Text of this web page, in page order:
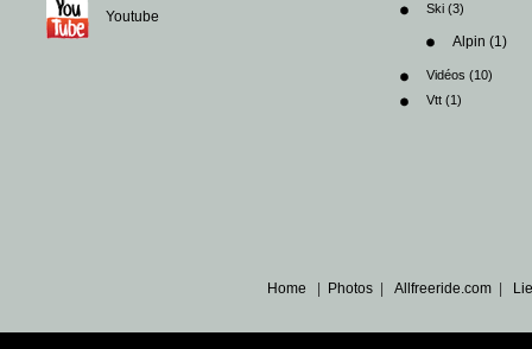
Youtube
Ski (3)
Alpin (1)
Vidéos (10)
Vtt (1)
Home Photos Allfreeride.com